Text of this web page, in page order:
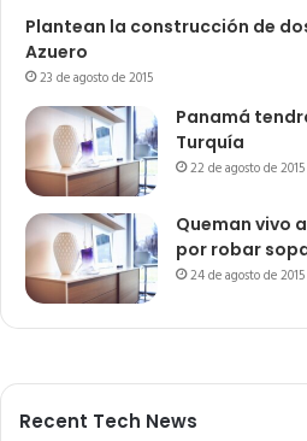
Plantean la construcción de
Azuero
23 de agosto de 2015
Panamá
Turquía
22 de agosto de 2015
Queman vivo
por robar
24 de agosto de 2015
Recent Tech News